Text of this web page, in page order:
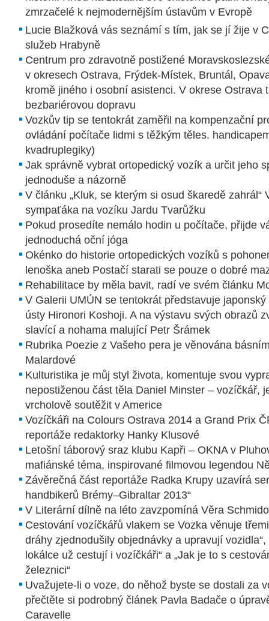
zmrzačelé k nejmodernějším ústavům v Evropě
Lucie Blažková vás seznámí s tím, jak se jí žije v
služeb Hrabyně
Centrum pro zdravotně postižené
v okresech Ostrava, Frýdek-Místek, Bruntál,
kromě jiného i osobní asistenci. V okrese Ostrava
bezbariérovou dopravu
Vozkův tip se tentokrát zaměřil na kompenzační
ovládání počítače lidmi s těžkým těles.
kvadruplegiky)
Jak správně vybrat ortopedický vozík a určit jeho
jednoduše a názorně
V článku „Kluk, se kterým si osud škaredě zahrál“
sympaťáka na vozíku Jardu Tvarůžku
Pokud prosedíte nemálo hodin u počítače, přijde
jednoduchá oční jóga
Okénko do historie ortopedických vozíků s
lenoška aneb Postačí starati se pouze o dobré
Rehabilitace by měla bavit, radí ve svém článku
V Galerii UMÚN se tentokrát představuje
ústy Hironori Koshoji. A na výstavu svých obrazů
slavící a nohama malující Petr Šrámek
Rubrika Poezie z Vašeho pera je věnována
Malardové
Kulturistika je můj styl života, komentuje svou
nepostiženou část těla Daniel Minster – vozíčkář,
vrcholově soutěžit v Americe
Vozíčkáři na Colours Ostrava 2014 a Grand Prix
reportáže redaktorky Hanky Klusové
Letošní táborový sraz klubu Kapři – OKNA v
mafiánské téma, inspirované filmovou legendou
Závěrečná část reportáže Radka Krupy uzavírá
handbikerů Brémy–Gibraltar 2013“
V Literární dílně na léto zavzpomíná Věra
Cestování vozíčkářů vlakem se Vozka věnuje
dráhy zjednodušily objednávky a upravují vozidla“,
lokálce už cestují i vozíčkáři“ a „Jak je to s
železnici“
Uvažujete-li o voze, do něhož byste se dostali za
přečtěte si podrobný článek Pavla Badače o
Caravelle